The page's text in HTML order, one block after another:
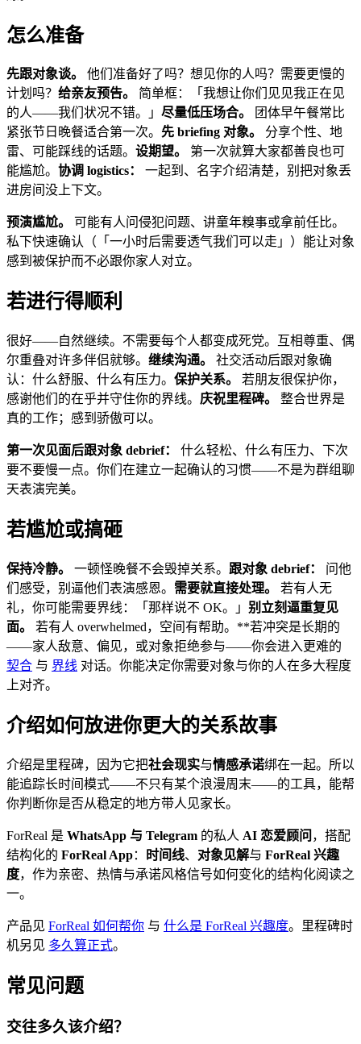
怎么准备
先跟对象谈。
他们准备好了吗？想见你的人吗？需要更慢的
计划吗？ 给亲友预告。
简单框：「我想让你们见见我正在见
的人——我们状况不错。」 尽量低压场合。
团体早午餐常比
紧张节日晚餐适合第一次。 先 briefing 对象。
分享个性、地
雷、可能踩线的话题。 设期望。
第一次就算大家都善良也可
能尴尬。 协调 logistics：
一起到、名字介绍清楚，别把对象丢
进房间没上下文。
预演尴尬。
可能有人问侵犯问题、讲童年糗事或拿前任比。
私下快速确认（「一小时后需要透气我们可以走」）能让对象
感到被保护而不必跟你家人对立。
若进行得顺利
很好——自然继续。不需要每个人都变成死党。互相尊重、偶
尔重叠对许多伴侣就够。 继续沟通。
社交活动后跟对象确
认：什么舒服、什么有压力。 保护关系。
若朋友很保护你，
感谢他们的在乎并守住你的界线。 庆祝里程碑。
整合世界是
真的工作；感到骄傲可以。
第一次见面后跟对象 debrief：
什么轻松、什么有压力、下次
要不要慢一点。你们在建立一起确认的习惯——不是为群组聊
天表演完美。
若尴尬或搞砸
保持冷静。 一顿怪晚餐不会毁掉关系。 跟对象 debrief：
问他
们感受，别逼他们表演感恩。 需要就直接处理。
若有人无
礼，你可能需要界线：「那样说不 OK。」 别立刻逼重复见
面。
若有人 overwhelmed，空间有帮助。**若冲突是长期的
——家人敌意、偏见，或对象拒绝参与——你会进入更难的
契合 与 界线 对话。你能决定你需要对象与你的人在多大程度
上对齐。
介绍如何放进你更大的关系故事
介绍是里程碑，因为它把社会现实与情感承诺绑在一起。所以
能追踪长时间模式——不只有某个浪漫周末——的工具，能帮
你判断你是否从稳定的地方带人见家长。
ForReal 是 WhatsApp 与 Telegram 的私人 AI 恋爱顾问 ，搭配
结构化的 ForReal App： 时间线、 对象见解与 ForReal 兴趣
度，作为亲密、热情与承诺风格信号如何变化的结构化阅读之
一。
产品见 ForReal 如何帮你 与 什么是 ForReal 兴趣度。里程碑时
机另见 多久算正式。
常见问题
交往多久该介绍？